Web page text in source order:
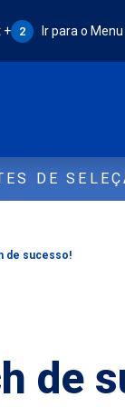
Alt + 2:
+ 2 Ir para o Menu
DE
de sucesso!
de